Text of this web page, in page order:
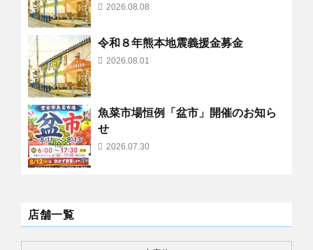
2026.08.08
令和８年熊本地震義援金募金
2026.08.01
魚菜市場恒例「盆市」開催のお知ら
せ
2026.07.30
店舗一覧